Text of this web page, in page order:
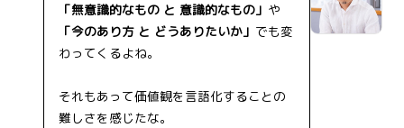
「無意識的なもの と 意識的なもの」 や
「今のあり方 と どうありたいか」 でも変
わってくるよね。
それもあって価値観を言語化することの
難しさを感じたな。